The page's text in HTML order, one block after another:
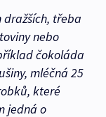
dražších, třeba
nebo
čokoláda
mléčná 25
které
jedná o